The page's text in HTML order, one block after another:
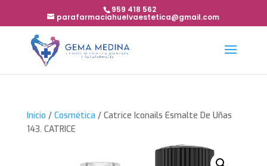
959 418 562
parafarmaciahuelvaestetica@gmail.com
Inicio / Cosmética / Catrice Iconails Esmalte De Uñas
143. CATRICE